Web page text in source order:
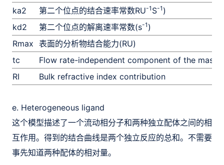
ka2
第二个位点的结合速率常数RU-1 S-1 )
kd2
第二个位点的解离速率常数(s-1 )
Rmax 表面的分析物结合能力(RU)
tc
Flow rate-independent component of the mass
RI
Bulk refractive index contribution
e. Heterogeneous ligand
这个模型描述了一个流动相分子和两种独立配体之间的相
互作用。得到的结合曲线是两个独立反应的总和。不需要
事先知道两种配体的相对量。